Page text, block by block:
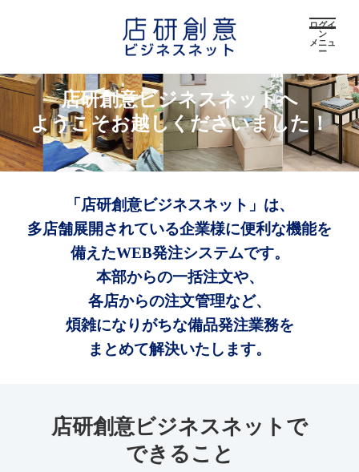
ログイ
ン
メニュ
ー
店研創意ビジネスネットへ
ようこそお越しくださいました！
「店研創意ビジネスネット」は、
多店舗展開されている企業様に便利な機能を
備えたWEB発注システムです。
本部からの一括注文や、
各店からの注文管理など、
煩雑になりがちな備品発注業務を
まとめて解決いたします。
店研創意ビジネスネットで
できること